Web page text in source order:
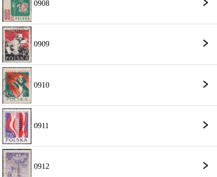
0908
0909
0910
0911
0912